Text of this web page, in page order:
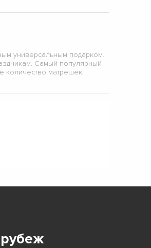
универсальным подарком.
Самый популярный
количество матрешек.